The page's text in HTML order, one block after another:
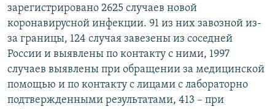
зарегистрировано 2625 случаев новой
коронавирусной инфекции. 91 из них завозной из-
за границы, 124 случая завезены из соседней
России и выявлены по контакту с ними, 1997
случаев выявлены при обращении за медицинской
помощью и по контакту с лицами с лабораторно
подтвержденными результатами, 413 – при